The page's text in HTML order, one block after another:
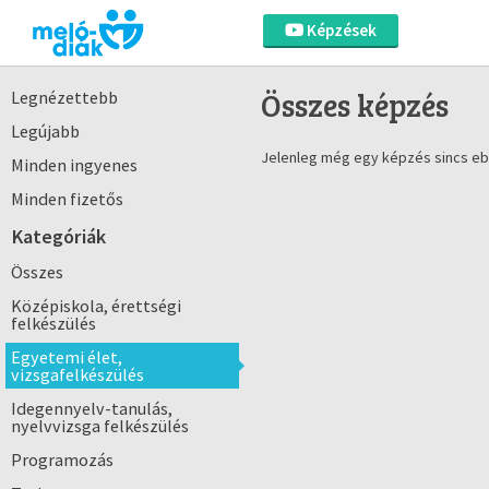
Képzések
Legnézettebb
Legújabb
Minden ingyenes
Minden fizetős
Kategóriák
Összes
Középiskola, érettségi
felkészülés
Egyetemi élet,
vizsgafelkészülés
Idegennyelv-tanulás,
nyelvvizsga felkészülés
Programozás
Összes képzés
Jelenleg még egy képzés sincs